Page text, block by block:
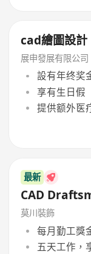
cad繪圖設計
展申發展有限公司
設有年终奖
享有生日假
提供额外医
最新
CAD
莫川裝飾
每月勤工獎
五天工作，